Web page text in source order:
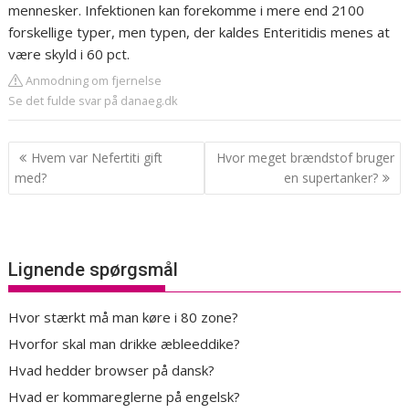
mennesker. Infektionen kan forekomme i mere end 2100
forskellige typer, men typen, der kaldes Enteritidis menes at
være skyld i 60 pct.
Anmodning om fjernelse
Se det fulde svar på danaeg.dk
Indlægsnavigation
Hvem var Nefertiti gift
med?
Hvor meget brændstof bruger
en supertanker?
Lignende spørgsmål
Hvor stærkt må man køre i 80 zone?
Hvorfor skal man drikke æbleeddike?
Hvad hedder browser på dansk?
Hvad er kommareglerne på engelsk?